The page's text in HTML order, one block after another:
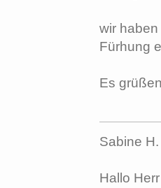
wir
Fürhung
Es
Sabine
Hallo